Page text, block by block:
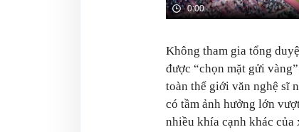
Không tham gia tổng
được “chọn mặt gửi
toàn thể giới văn nghệ sĩ
có tầm ảnh hưởng lớn
nhiều khía cạnh khác